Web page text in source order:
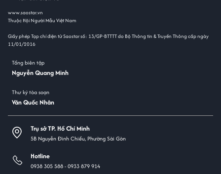
www.saostar.vn
Thuộc Hội Người Mẫu Việt Nam
Giấy phép Tạp chí điện tử Saostar số: 13/GP-BTTTT do Bộ Thông tin & Truyền Thông cấp ngày
11/01/2016
Tổng biên tập
Nguyễn Quang Minh
Thư ký tòa soạn
Văn Quốc Nhân
Trụ sở TP. Hồ Chí Minh
5B Nguyễn Đình Chiểu, Phường Sài Gòn
Hotline
0938 305 588 -0933 879 914